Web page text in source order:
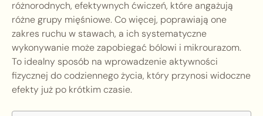
różnorodnych, efektywnych ćwiczeń, które angażują
różne grupy mięśniowe. Co więcej, poprawiają one
zakres ruchu w stawach, a ich systematyczne
wykonywanie może zapobiegać bólowi i mikrourazom.
To idealny sposób na wprowadzenie aktywności
fizycznej do codziennego życia, który przynosi widoczne
efekty już po krótkim czasie.